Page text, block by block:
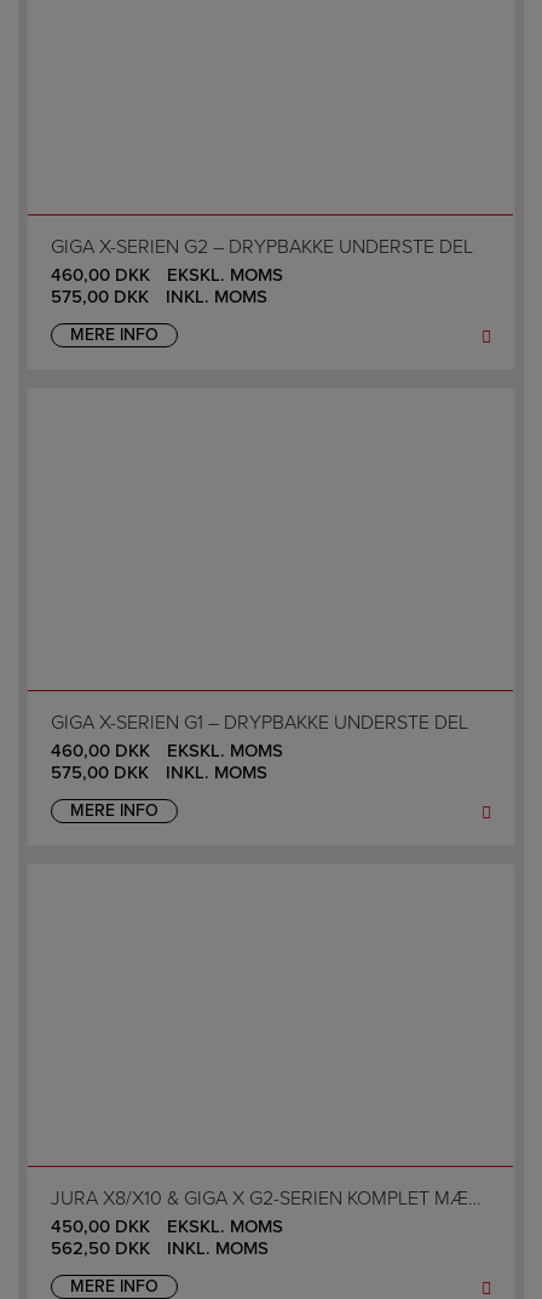
GIGA X-SERIEN G2 – DRYPBAKKE UNDERSTE DEL
460,00 DKK
EKSKL. MOMS
575,00 DKK INKL. MOMS
MERE INFO
GIGA X-SERIEN G1 – DRYPBAKKE UNDERSTE DEL
460,00 DKK
EKSKL. MOMS
575,00 DKK INKL. MOMS
MERE INFO
JURA X8/X10 & GIGA X G2-SERIEN KOMPLET MÆLKEDYSE
450,00 DKK
EKSKL. MOMS
562,50 DKK INKL. MOMS
MERE INFO